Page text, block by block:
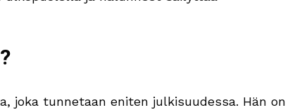
joka tunnetaan eniten julkisuudessa. Hän on